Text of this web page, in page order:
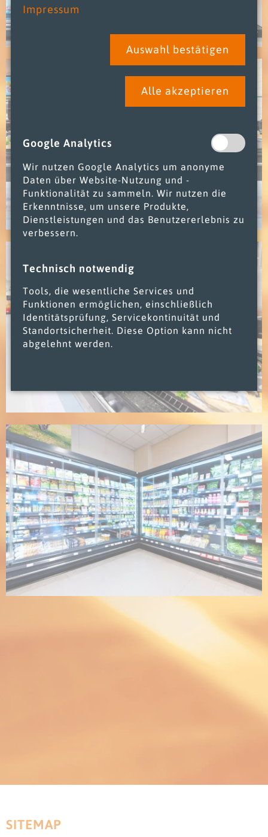
SITEMAP
Impressum
Auswahl bestätigen
Alle akzeptieren
Google Analytics
Wir nutzen Google Analytics um anonyme
Daten über Website-Nutzung und -
Funktionalität zu sammeln. Wir nutzen die
Erkenntnisse, um unsere Produkte,
Dienstleistungen und das Benutzererlebnis zu
verbessern.
Technisch notwendig
Tools, die wesentliche Services und
Funktionen ermöglichen, einschließlich
Identitätsprüfung, Servicekontinuität und
Standortsicherheit. Diese Option kann nicht
abgelehnt werden.